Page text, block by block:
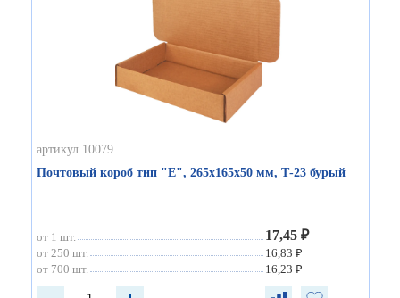
артикул 10079
Почтовый короб тип "Е", 265х165х50 мм, Т-23 бурый
от 1 шт. 17,45 ₽
от 250 шт.
16,83 ₽
от 700 шт.
16,23 ₽